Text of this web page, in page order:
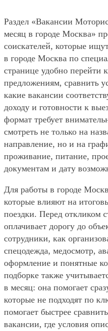
Раздел «Вакансии
месяц в городе Москва»
соискателей, которые
в городе Москва по
странице удобно перейти
предложениям, сравнить
какие вакансии
доходу и готовности к
формат требует
смотреть не только на
направление, но и на
проживание, питание,
документам и дату
Для работы в городе
которые влияют на
поездки. Перед откликом
оплачивает дорогу до
сотрудники, как
спецодежда, медосмотр,
оформление и понятные
подборке также
в месяц: она помогает
которые не подходят по
помогает быстрее
вакансии, где условия